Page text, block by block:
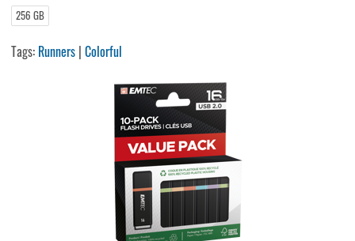
256 GB
Tags: Runners |Colorful